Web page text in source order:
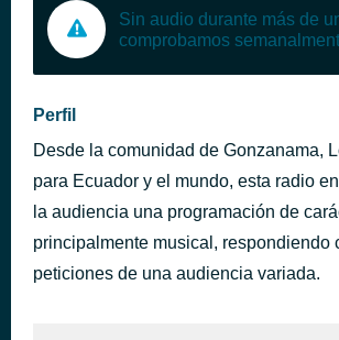
Sin audio durante más de
comprobamos
Perfil
Desde la comunidad de Gonzanama,
para Ecuador y el mundo, esta radio
la audiencia una programación de
principalmente musical, respondiendo
peticiones de una audiencia variada.